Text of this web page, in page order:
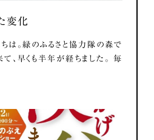
変化
。緑のふるさと協力隊の森で
、早くも半年が経ちました。 毎